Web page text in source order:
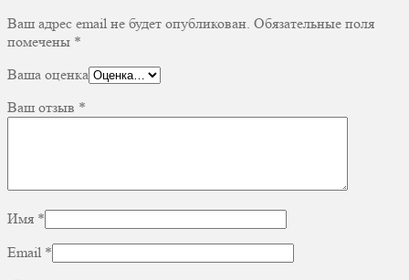
Ваш адрес email не будет опубликован. Обязательные поля
помечены *
Ваша оценка
Ваш отзыв *
Имя *
Email *